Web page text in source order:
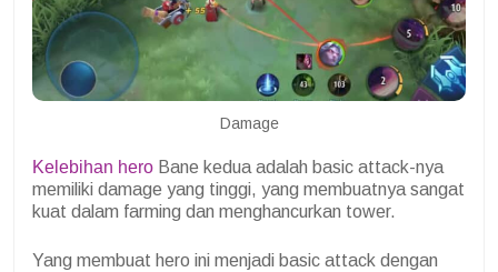
Damage
Kelebihan hero Bane kedua adalah basic attack-nya
memiliki damage yang tinggi, yang membuatnya sangat
kuat dalam farming dan menghancurkan tower.
Yang membuat hero ini menjadi basic attack dengan